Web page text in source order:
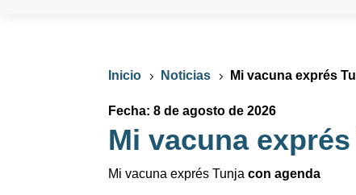
Inicio 5 Noticias 5 Mi vacuna exprés
Fecha: 8 de agosto de 2026
Mi vacuna
Mi vacuna exprés Tunjacon agenda